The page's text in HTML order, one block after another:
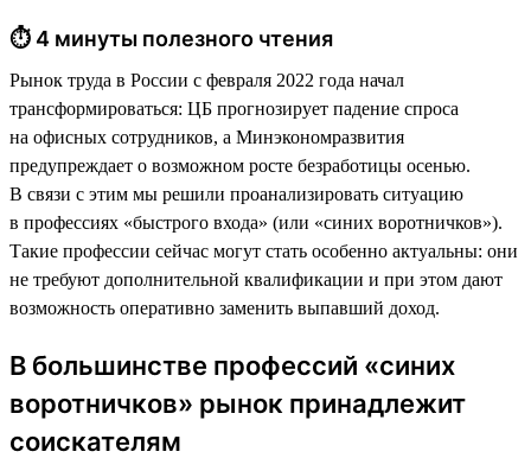
⏱ 4 минуты полезного чтения
Рынок труда в России с февраля 2022 года начал
трансформироваться: ЦБ прогнозирует падение спроса
на офисных сотрудников, а Минэкономразвития
предупреждает о возможном росте безработицы осенью.
В связи с этим мы решили проанализировать ситуацию
в профессиях «быстрого входа» (или «синих воротничков»).
Такие профессии сейчас могут стать особенно актуальны: они
не требуют дополнительной квалификации и при этом дают
возможность оперативно заменить выпавший доход.
В большинстве профессий «синих
воротничков» рынок принадлежит
соискателям